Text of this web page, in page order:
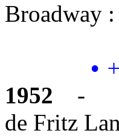
Broadway :
•
1952
-
de Fritz